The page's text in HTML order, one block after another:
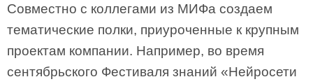
Совместно с коллегами из МИФа создаем
тематические полки, приуроченные к крупным
проектам компании. Например, во время
сентябрьского Фестиваля знаний «Нейросети